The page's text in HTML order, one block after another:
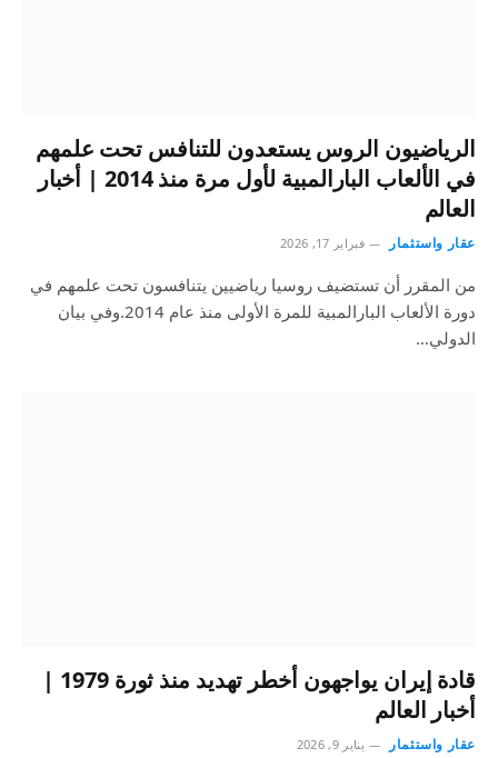
الرياضيون الروس يستعدون للتنافس تحت علمهم
في الألعاب البارالمبية لأول مرة منذ 2014 | أخبار
العالم
عقار واستثمار فبراير 17, 2026
من المقرر أن تستضيف روسيا رياضيين يتنافسون تحت علمهم في
دورة الألعاب البارالمبية للمرة الأولى منذ عام 2014.وفي بيان
الدولي…
قادة إيران يواجهون أخطر تهديد منذ ثورة 1979 |
أخبار العالم
عقار واستثمار يناير 9, 2026